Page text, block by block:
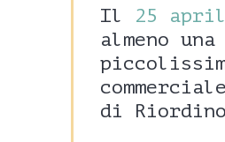
Il 25
almeno
di